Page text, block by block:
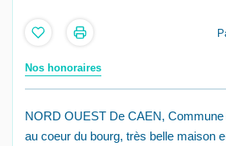
Nos honoraires
NORD OUEST De CAEN,
au coeur du bourg, très belle maison